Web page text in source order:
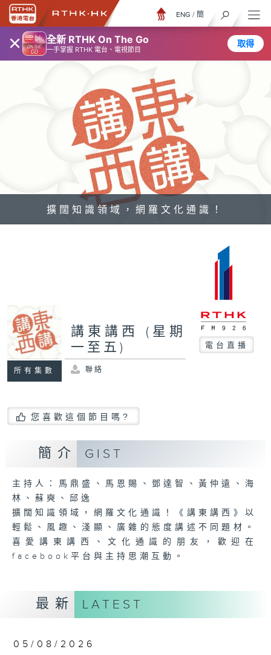
× 全新 RTHK On The Go
一手掌握 RTHK 電台、電視節目
取得
ENG / 簡
擴闊知識領域，網羅文化通識！
所有集數
講東講西 (星期
一至五)
電台直播
聯絡
您喜歡這個節目嗎?
簡介 GIST
主持人：馬鼎盛、馬恩賜、鄧達智、黃仲遠、海
林、蘇奭、邱逸
擴闊知識領域，網羅文化通識！《講東講西》以
輕鬆、風趣、淺顯、廣雜的態度講述不同題材。
喜愛講東講西、文化通識的朋友，歡迎在
facebook平台與主持思潮互動。
最新 LATEST
05/08/2026